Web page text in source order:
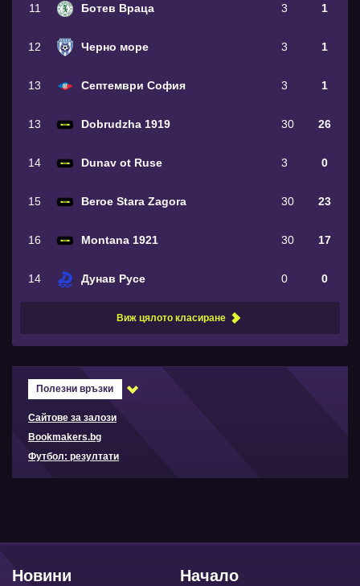
11 Ботев Враца 3 1
12 Черно море 3 1
13 Септември София 3 1
13 Dobrudzha 1919 30 26
14 Dunav ot Ruse 3 0
15 Beroe Stara Zagora 30 23
16 Montana 1921 30 17
14 Дунав Русе 0 0
Виж цялото класиране
Полезни връзки
Сайтове за залози
Bookmakers.bg
Футбол: резултати
Начало
Новини